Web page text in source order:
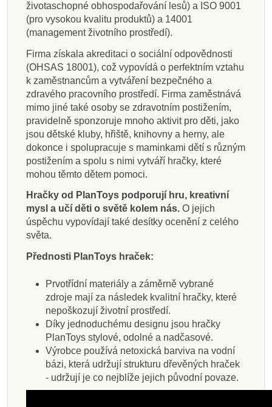
životaschopné obhospodařování lesů) a ISO 9001
(pro vysokou kvalitu produktů) a 14001
(management životního prostředí).
Firma získala akreditaci o sociální odpovědnosti
(OHSAS 18001), což vypovídá o perfektním vztahu
k zaměstnancům a vytváření bezpečného a
zdravého pracovního prostředí. Firma zaměstnává
mimo jiné také osoby se zdravotním postižením,
pravidelně sponzoruje mnoho aktivit pro děti, jako
jsou dětské kluby, hřiště, knihovny a herny, ale
dokonce i spolupracuje s maminkami dětí s různým
postižením a spolu s nimi vytváří hračky, které
mohou těmto dětem pomoci.
Hračky od PlanToys podporují hru, kreativní
mysl a učí děti o světě kolem nás. O jejich
úspěchu vypovídají také desítky ocenění z celého
světa.
Přednosti PlanToys hraček:
Prvotřídní materiály a záměrně vybrané
zdroje mají za následek kvalitní hračky, které
nepoškozují životní prostředí.
Díky jednoduchému designu jsou hračky
PlanToys stylové, odolné a nadčasové.
Výrobce používá netoxická barviva na vodní
bázi, která udržují strukturu dřevěných hraček
- udržují je co nejblíže jejich původní povaze.